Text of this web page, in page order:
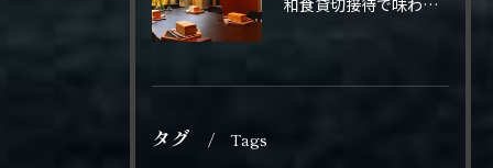
和食貸切接待で味わう極上の一夜
タグ Tags